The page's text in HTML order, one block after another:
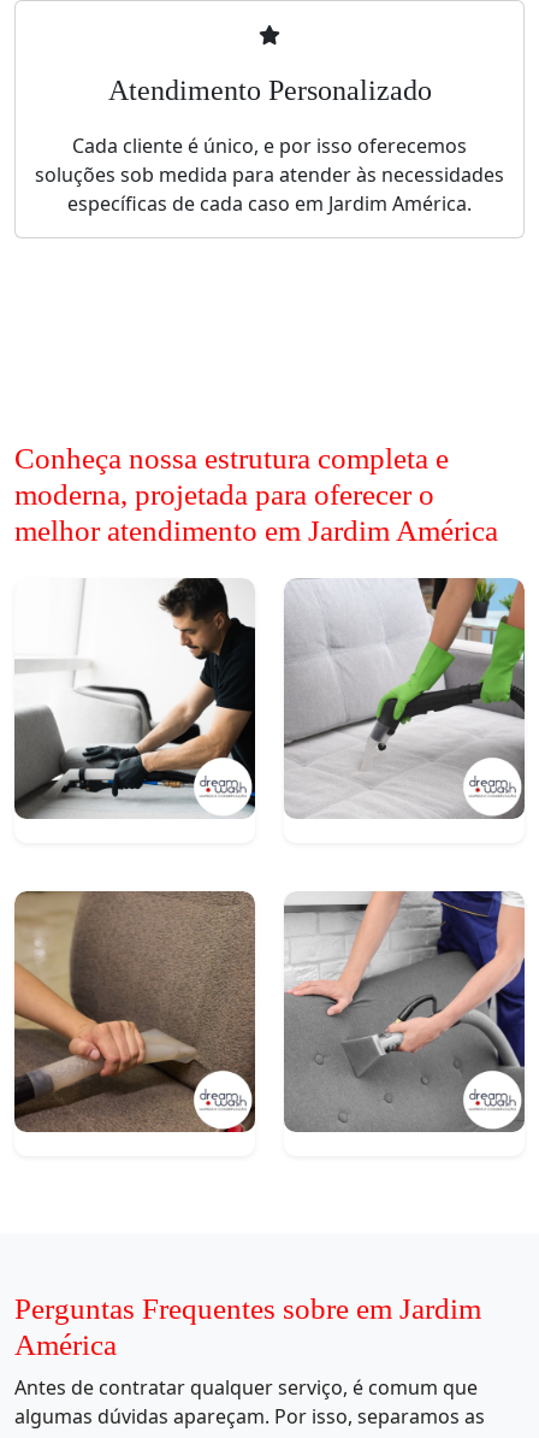
Atendimento Personalizado
Cada cliente é único, e por isso oferecemos
soluções sob medida para atender às necessidades
específicas de cada caso em Jardim América.
Conheça nossa estrutura completa e
moderna, projetada para oferecer o
melhor atendimento em Jardim América
Perguntas Frequentes sobre em Jardim
América
Antes de contratar qualquer serviço, é comum que
algumas dúvidas apareçam. Por isso, separamos as